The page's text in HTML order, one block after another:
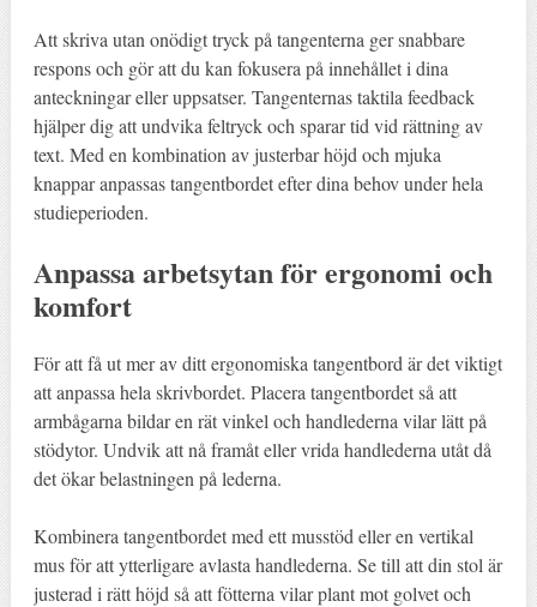
Att skriva utan onödigt tryck på tangenterna ger snabbare
respons och gör att du kan fokusera på innehållet i dina
anteckningar eller uppsatser. Tangenternas taktila feedback
hjälper dig att undvika feltryck och sparar tid vid rättning av
text. Med en kombination av justerbar höjd och mjuka
knappar anpassas tangentbordet efter dina behov under hela
studieperioden.
Anpassa arbetsytan för ergonomi och
komfort
För att få ut mer av ditt ergonomiska tangentbord är det viktigt
att anpassa hela skrivbordet. Placera tangentbordet så att
armbågarna bildar en rät vinkel och handlederna vilar lätt på
stödytor. Undvik att nå framåt eller vrida handlederna utåt då
det ökar belastningen på lederna.
Kombinera tangentbordet med ett musstöd eller en vertikal
mus för att ytterligare avlasta handlederna. Se till att din stol är
justerad i rätt höjd så att fötterna vilar plant mot golvet och